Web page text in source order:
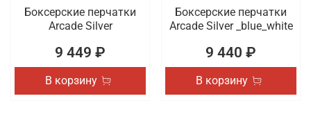
Боксерские перчатки
Arcade Silver
9 449 ₽
В корзину
Боксерские перчатки
Arcade Silver _blue_white
9 440 ₽
В корзину